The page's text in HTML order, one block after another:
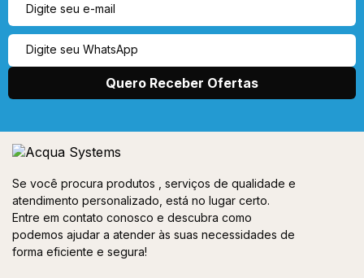
Se você procura produtos , serviços de qualidade e
atendimento personalizado, está no lugar certo.
Entre em contato conosco e descubra como
podemos ajudar a atender às suas necessidades de
forma eficiente e segura!